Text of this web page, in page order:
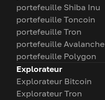
portefeuille Shiba Inu
portefeuille Toncoin
portefeuille Tron
portefeuille Avalanche
portefeuille Polygon
Explorateur
Explorateur Bitcoin
Explorateur Tron